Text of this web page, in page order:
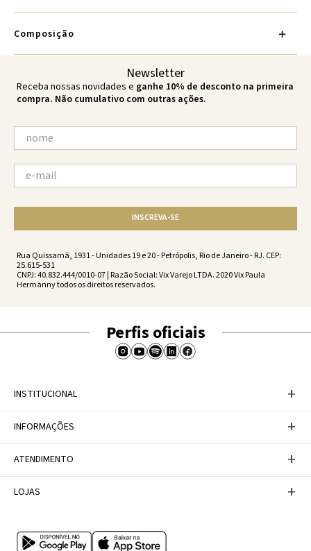
Composição
Newsletter
Receba nossas novidades e ganhe 10% de desconto na primeira
compra. Não cumulativo com outras ações.
INSCREVA-SE
Rua Quissamã, 1931 - Unidades 19 e 20 - Petrópolis, Rio de Janeiro - RJ. CEP:
25.615-531
CNPJ: 40.832.444/0010-07 | Razão Social: Vix Varejo LTDA. 2020 Vix Paula
Hermanny todos os direitos reservados.
Perfis oficiais
INSTITUCIONAL +
A Marca
Trabalhe conosco
INFORMAÇÕES +
Política de Privacidade
Tabela de Medidas
ATENDIMENTO +
Personal Shopper
LOJAS +
Multimarcas